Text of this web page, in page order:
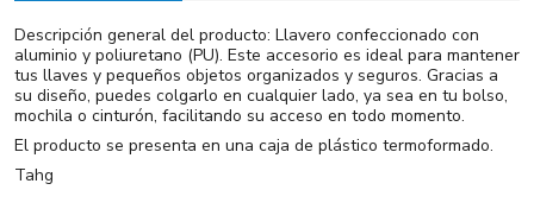
Descripción general del producto: Llavero confeccionado con
aluminio y poliuretano (PU). Este accesorio es ideal para mantener
tus llaves y pequeños objetos organizados y seguros. Gracias a
su diseño, puedes colgarlo en cualquier lado, ya sea en tu bolso,
mochila o cinturón, facilitando su acceso en todo momento.
El producto se presenta en una caja de plástico termoformado.
Tahg